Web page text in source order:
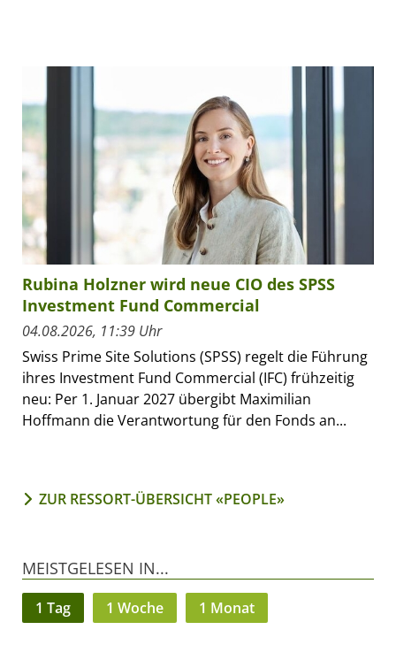
Rubina Holzner wird neue CIO des SPSS
Investment Fund Commercial
04.08.2026, 11:39 Uhr
Swiss Prime Site Solutions (SPSS) regelt die Führung
ihres Investment Fund Commercial (IFC) frühzeitig
neu: Per 1. Januar 2027 übergibt Maximilian
Hoffmann die Verantwortung für den Fonds an...
ZUR RESSORT-ÜBERSICHT «PEOPLE»
MEISTGELESEN IN...
1 Tag 1 Woche 1 Monat